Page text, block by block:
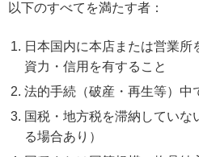
以下のすべてを満たす者：
日本国内に本店または営業所
資力・信用を有すること
法的手続（破産・再生等）中
国税・地方税を滞納していな
る場合あり）